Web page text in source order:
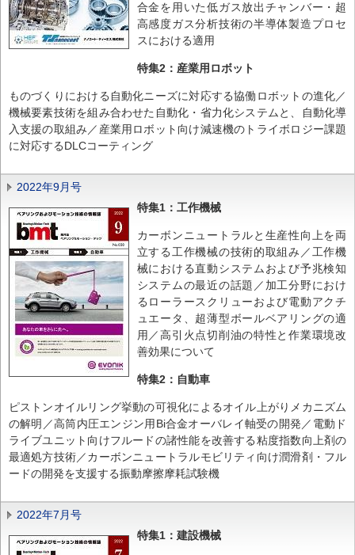
合金を用いた低ガス放出チャンバー・超
高感度ガス分析技術の半導体製造プロセ
スにおける適用
特集2：産業用ロボット
ものづくりにおける自動化ニーズに対応する協働ロボットの進化／
機械要素技術を組み合わせた自動化・省力化システムと、自動化導
入支援の取組み／産業用ロボット向け減速機のトライボロジー課題
に対応するDLCコーティング
2022年9月号
特集1：工作機械
カーボンニュートラルと生産性向上を両
立する工作機械の技術的取組み／工作機
械における直動システムおよび予兆検知
システムの最近の話題／加工分野におけ
るローラースクリューおよび電動アクチ
ュエータ、超薄型ボールベアリングの適
用／高引火点切削油の特性と作業環境改
善効果について
特集2：自動車
ピストンオイルリング挙動の可視化によるオイル上がりメカニズム
の解明／高筒内圧エンジン用Bi合金オーバレイ軸受の開発／電動ド
ライブユニット向けフルードの諸性能を改善する粘度指数向上剤の
最適処方技術／カーボンニュートラルモビリティ向け潤滑剤・フル
ードの開発を支援する振動摩擦摩耗試験機
2022年7月号
特集1：建設機械